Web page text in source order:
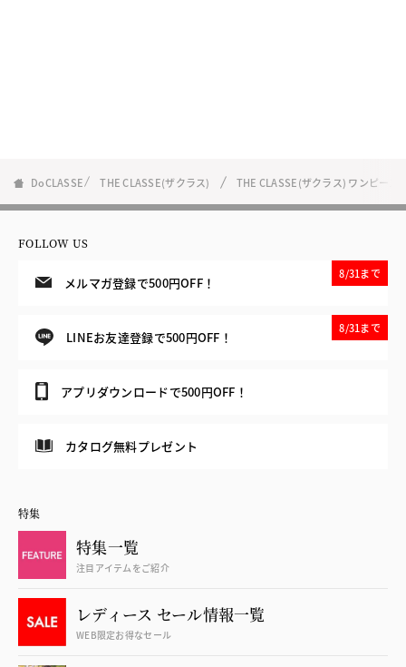
DoCLASSE THE CLASSE(ザクラス) THE CLASSE(ザクラス) ワンピース
FOLLOW US
メルマガ登録で500円OFF！
8/31まで
LINEお友達登録で500円OFF！
8/31まで
アプリダウンロードで500円OFF！
カタログ無料プレゼント
特集
特集一覧
注目アイテムをご紹介
レディース セール情報一覧
WEB限定お得なセール